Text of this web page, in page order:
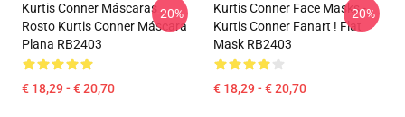
Kurtis Conner Máscaras
Rosto Kurtis Conner Máscara
Plana RB2403
€ 18,29 - € 20,70
-20%
Kurtis Conner Face Masks -
Kurtis Conner Fanart ! Flat
Mask RB2403
€ 18,29 - € 20,70
-20%